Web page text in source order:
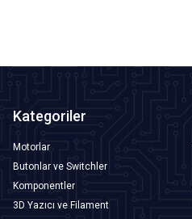
Kategoriler
Motorlar
Butonlar ve Switchler
Komponentler
3D Yazıcı ve Filament